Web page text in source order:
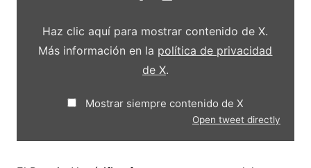
Haz clic aquí para mostrar contenido de X.
Más información en la política de privacidad
de X.
Mostrar siempre contenido de X
Open tweet directly